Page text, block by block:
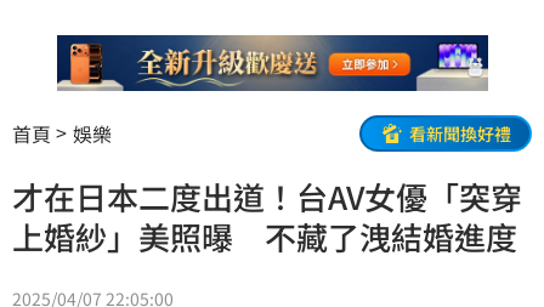
首頁 娛樂 看新聞換好禮
才在日本二度出道！台AV女優「突穿
上婚紗」美照曝 不藏了洩結婚進度
2025/04/07 22:05:00